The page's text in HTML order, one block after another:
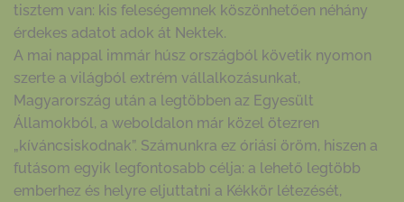
tisztem van: kis feleségemnek köszönhetően néhány
érdekes adatot adok át Nektek.
A mai nappal immár húsz országból követik nyomon
szerte a világból extrém vállalkozásunkat,
Magyarország után a legtöbben az Egyesült
Államokból, a weboldalon már közel ötezren
„kíváncsiskodnak”. Számunkra ez óriási öröm, hiszen a
futásom egyik legfontosabb célja: a lehető legtöbb
emberhez és helyre eljuttatni a Kékkör létezését,